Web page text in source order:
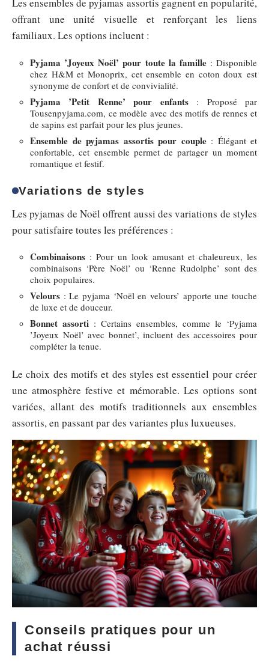
offrant une unité visuelle et renforçant les liens
familiaux. Les options incluent :
Pyjama ’Joyeux Noël’ pour toute la famille: Disponible
chez H&M et Monoprix, cet ensemble en coton doux est
synonyme de confort et de convivialité.
Pyjama ’Petit Renne’ pour enfants: Proposé par
Tousenpyjama.com, ce modèle avec des motifs de rennes et
de sapins est parfait pour les plus jeunes.
Ensemble de pyjamas assortis pour couple: Élégant et
confortable, cet ensemble permet de partager un moment
romantique et festif.
Variations de styles
Les pyjamas de Noël offrent aussi des variations de styles
pour satisfaire toutes les préférences :
Combinaisons : Pour un look amusant et chaleureux, les
combinaisons ‘Père Noël’ ou ‘Renne Rudolphe’ sont des
choix populaires.
Velours : Le pyjama ‘Noël en velours’ apporte une touche
de luxe et de douceur.
Bonnet assorti : Certains ensembles, comme le ‘Pyjama
’Joyeux Noël’ avec bonnet’, incluent des accessoires pour
compléter la tenue.
Le choix des motifs et des styles est essentiel pour créer
une atmosphère festive et mémorable. Les options sont
variées, allant des motifs traditionnels aux ensembles
assortis, en passant par des variantes plus luxueuses.
Conseils pratiques pour un
achat réussi